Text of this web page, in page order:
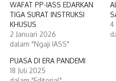
WAFAT PP-IASS EDARKAN
TIGA SURAT INSTRUKSI
KHUSUS
2 Januari 2026
dalam "Ngaji IASS"
4
PUASA DI ERA PANDEMI
18 Juli 2025